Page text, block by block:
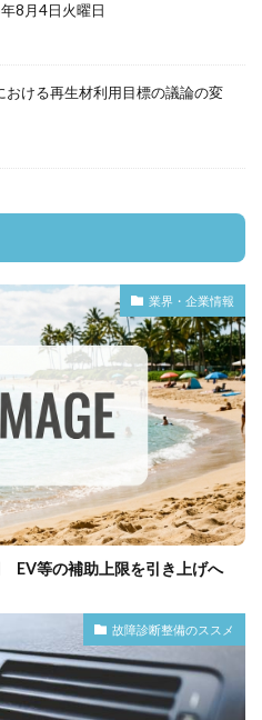
8月4日火曜日
ける再生材利用目標の議論の変
業界・企業情報
EV等の補助上限を引き上げへ
故障診断整備のススメ